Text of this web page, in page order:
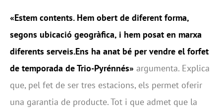
«Estem contents. Hem obert de diferent forma,
segons ubicació geogràfica, i hem posat en marxa
diferents serveis.Ens ha anat bé per vendre el forfet
de temporada de Trio-Pyrénnés» argumenta. Explica
que, pel fet de ser tres estacions, els permet oferir
una garantia de producte. Tot i que admet que la